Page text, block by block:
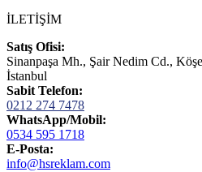
İLETİŞİM
Satış Ofisi:
Sinanpaşa Mh., Şair Nedim Cd.,
İstanbul
Sabit Telefon:
0212 274 7478
WhatsApp/Mobil:
0534 595 1718
E-Posta:
info@hsreklam.com